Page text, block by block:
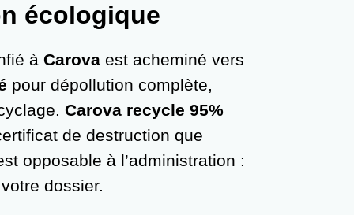
écologique
à Carovaest acheminé vers
pour dépollution complète,
Carova recycle 95%
de destruction que
opposable à l’administration :
dossier.